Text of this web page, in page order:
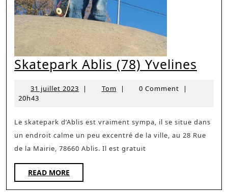
Skatepark Ablis (78) Yvelines
31 juillet 2023 31| TomTom
| 0 Comment
|
20h43
Le skatepark d’Ablis est vraiment sympa, il se situe dans
un endroit calme un peu excentré de la ville, au 28 Rue
de la Mairie, 78660 Ablis. Il est gratuit
READ MORE
MORE